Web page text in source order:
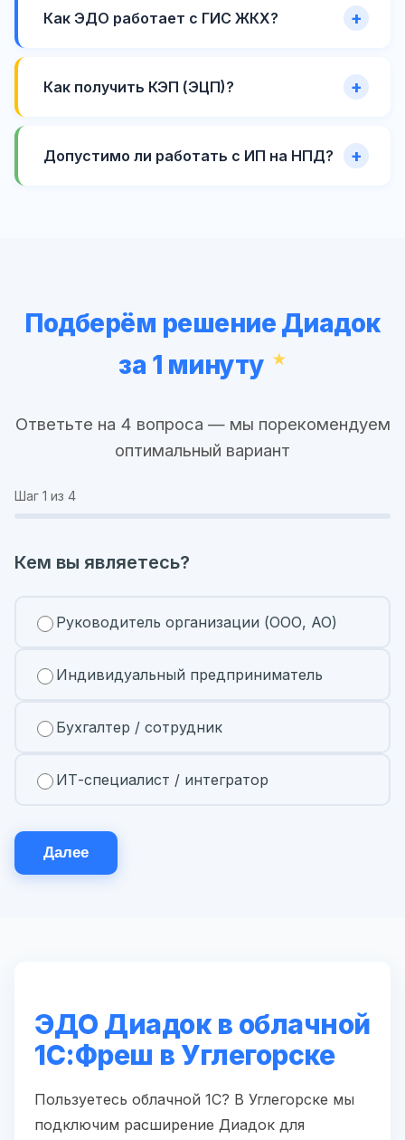
Как ЭДО работает с ГИС ЖКХ?
Как получить КЭП (ЭЦП)?
Допустимо ли работать с ИП на НПД?
Подберём решение Диадок
за 1 минуту
Ответьте на 4 вопроса — мы порекомендуем
оптимальный вариант
Шаг 1 из 4
Кем вы являетесь?
Руководитель организации (ООО, АО)
Индивидуальный предприниматель
Бухгалтер / сотрудник
ИТ-специалист / интегратор
Далее
ЭДО Диадок в облачной
1С:Фреш в Углегорске
Пользуетесь облачной 1С? В Углегорске мы
подключим расширение Диадок для